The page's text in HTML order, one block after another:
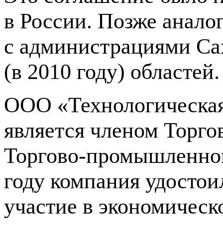
в России. Позже
с администрациями
(в 2010 году) областей.
ООО
является членом
Торгово-
году компания
участие в